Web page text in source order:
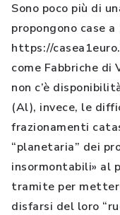
Sono poco più di
propongono case
https://
come Fabbriche di
non c’è
(Al), invece, le
frazionamenti
“planetaria” dei
insormontabili» al
tramite per
disfarsi del loro